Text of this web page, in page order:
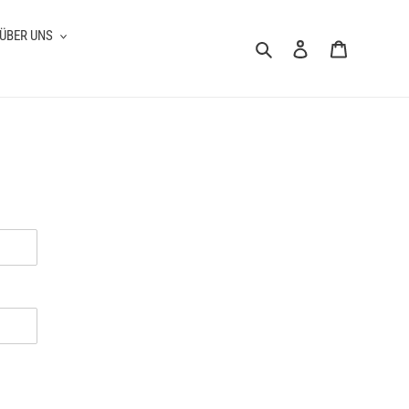
ÜBER UNS
Suchen Einloggen